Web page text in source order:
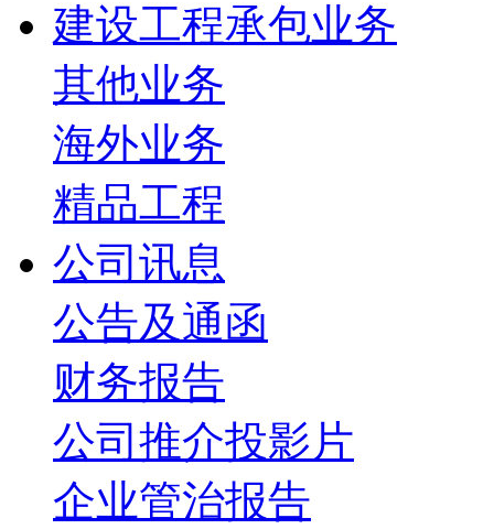
建设工程承包业务
其他业务
海外业务
精品工程
公司讯息
公告及通函
财务报告
公司推介投影片
企业管治报告